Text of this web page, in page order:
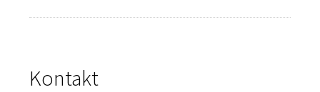
Kontakt